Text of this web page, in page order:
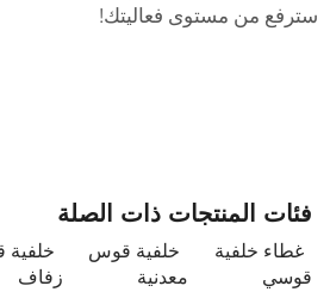
من مستوى فعاليتك!
فئات المنتجات ذات الصلة
غطاء خلفية
قوسي
خلفية قوس
معدنية
خلفية
زفاف